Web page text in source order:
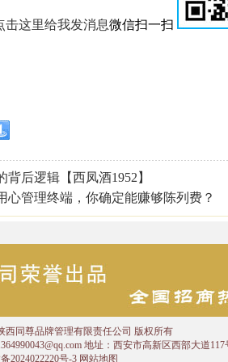
微信扫一扫
后逻辑【西凤酒1952】
心管理终端，你确定能赚够陈列费？
西同尊品牌管理有限责任公司 版权所有
地址：西安市高新区西部大道117
2024022220号-3 网站地图